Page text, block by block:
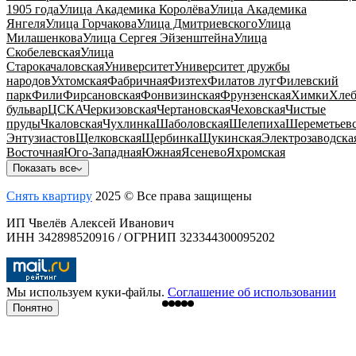
1905 годаУлица Академика КоролёваУлица Академика
ЯнгеляУлица ГорчаковаУлица ДмитриевскогоУлица
МилашенковаУлица Сергея ЭйзенштейнаУлица
СкобелевскаяУлица
СтарокачаловскаяУниверситетУниверситет дружбы
народовУхтомскаяФабричнаяФизтехФилатов лугФилевский
паркФилиФирсановскаяФонвизинскаяФрунзенскаяХимки
бульварЦСКАЧеркизовскаяЧертановскаяЧеховскаяЧистые
прудыЧкаловскаяЧухлинкаШаболовскаяШелепиха
ЭнтузиастовЩелковскаяЩербинкаЩукинская
ВосточнаяЮго-ЗападнаяЮжнаяЯсеневоЯхромская
Показать все
Снять квартиру 2025 © Все права защищены
ИП Чвелёв Алексей Иванович
ИНН 342898520916 / ОГРНИП 323344300095202
Мы используем куки-файлы. Соглашение об использовании
Понятно